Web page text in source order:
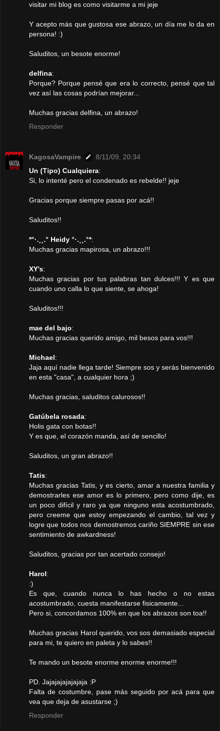
visitar mi blog es como visitarme a mi jeje
Y acepto más que gustosa ese abrazo, un día me lo da en
persona! :)
Saluditos, un besote enorme!
delfina:
Porque? Porque pensé que era lo correcto, pensé que tal
vez así las cosas podrían mejorar...
Muchas gracias delfina, un abrazo!
Responder
KagosaVampire
8/11/09, 20:34
Un (Tipo) Cualquiera:
Si, lo intenté pero el condenado es rebelde!! jeje
Gracias porque siempre pasas por acá!!
Saluditos!!
*°·.¸¸.° Heidy °·.¸¸.°*:
Muchas gracias mapirosa, un abrazo!!!
XY's:
Muchas gracias por tus palabras tan dulces!!! Y es que
cuando uno calla lo que siente, se ahoga!
Saluditos!!!
mae del bajo:
Muchas gracias querido amigo, mil besos para vos!!!
Michael:
Jaja aquí nadie llega tarde! Siempre sos y serás bienvenido
en esta "casa", a cualquier hora ;)
Muchas gracias, saluditos calurosos!!
Gatúbela rosada:
Holis gata con botas!!
Y es que, el corazón manda, así de sencillo!
Saluditos, un gran abrazo!!
Tatis:
Muchas gracias Tatis, y es cierto, amar a nuestra familia y
demostrarles ese amor es lo primero, pero como dije, es
un poco difícil y raro ya que ninguno esta acostumbrado,
pero creeme que estoy empezando el cambio, tal vez y
logre que todos nos demostremos cariño SIEMPRE sin ese
sentimiento de awkardness!
Saluditos, gracias por tan acertado consejo!
Harol:
:)
Es que, cuando nunca lo has hecho o no estas
acostumbrado, cuesta manifestarse fisicamente...
Pero si, concordamos 100% en que los abrazos son toa!!
Muchas gracias Harol querido, vos sos demasiado especial
para mi, te quiero en paleta y lo sabes!!
Te mando un besote enorme enorme enorme!!!
PD. Jajajajajajajaja :P
Falta de costumbre, pase más seguido por acá para que
vea que deja de asustarse ;)
Responder